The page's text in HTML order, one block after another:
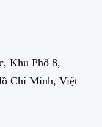
Khu Phố 8,
Chí Minh, Việt